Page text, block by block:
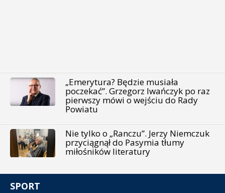
„Emerytura? Będzie musiała
poczekać”. Grzegorz Iwańczyk po raz
pierwszy mówi o wejściu do Rady
Powiatu
Nie tylko o „Ranczu”. Jerzy Niemczuk
przyciągnął do Pasymia tłumy
miłośników literatury
SPORT